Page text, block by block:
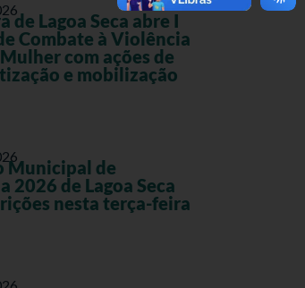
de Lagoa Seca abre I
Combate à Violência
com ações de
e mobilização
Municipal de
2026 de Lagoa Seca
nesta terça-feira